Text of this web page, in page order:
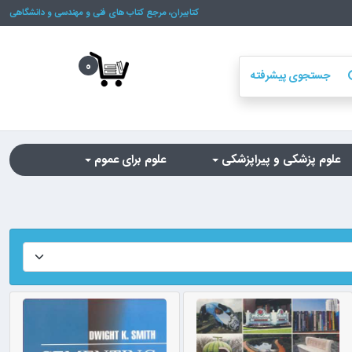
کتابیران، مرجع کتاب های فنی و مهندسی و دانشگاهی
جستجوی پیشرفته
0
علوم پزشکی و پیراپزشکی علوم برای عموم